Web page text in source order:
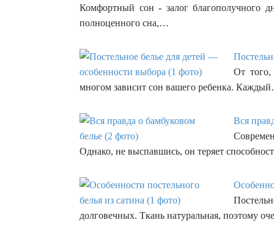
Комфортный сон - залог благополучного
полноценного сна,…
От того,
многом зависит сон вашего ребенка.
Вся
Однако, не выспавшись, он теряет
долговечных. Ткань натуральная, поэтому